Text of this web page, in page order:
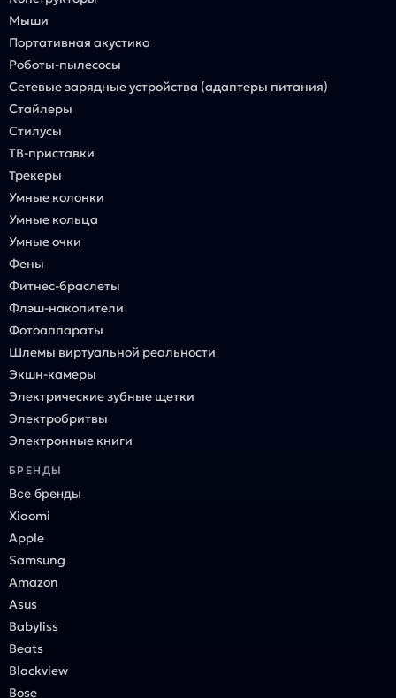
Мыши
Портативная акустика
Роботы-пылесосы
Сетевые зарядные устройства (адаптеры питания)
Стайлеры
Стилусы
ТВ-приставки
Трекеры
Умные колонки
Умные кольца
Умные очки
Фены
Фитнес-браслеты
Флэш-накопители
Фотоаппараты
Шлемы виртуальной реальности
Экшн-камеры
Электрические зубные щетки
Электробритвы
Электронные книги
БРЕНДЫ
Все бренды
Xiaomi
Apple
Samsung
Amazon
Asus
Babyliss
Beats
Blackview
Bose